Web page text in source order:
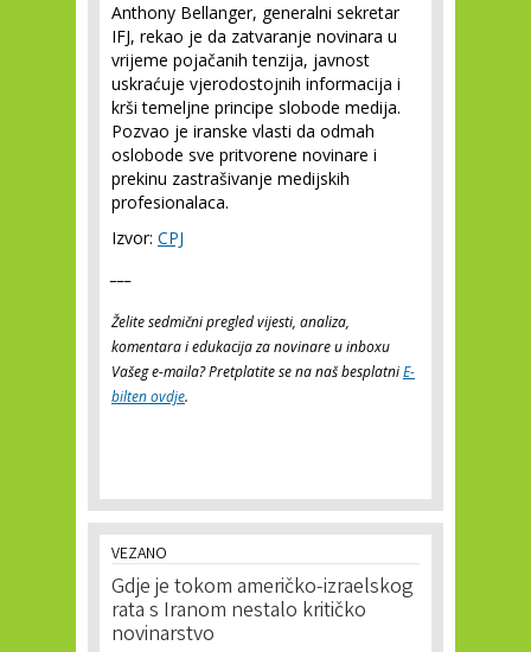
Anthony Bellanger, generalni sekretar
IFJ, rekao je da zatvaranje novinara u
vrijeme pojačanih tenzija, javnost
uskraćuje vjerodostojnih informacija i
krši temeljne principe slobode medija.
Pozvao je iranske vlasti da odmah
oslobode sve pritvorene novinare i
prekinu zastrašivanje medijskih
profesionalaca.
Izvor: CPJ
Želite sedmični pregled vijesti, analiza,
komentara i edukacija za novinare u inboxu
Vašeg e-maila? Pretplatite se na naš besplatniE-
bilten ovdje.
VEZANO
Gdje je tokom američko-izraelskog
rata s Iranom nestalo kritičko
novinarstvo